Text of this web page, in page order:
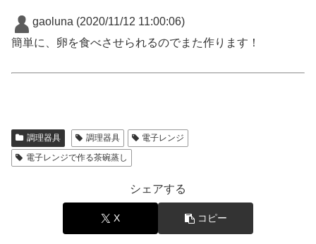
gaoluna (2020/11/12 11:00:06)
簡単に、卵を食べさせられるのでまた作ります！
調理器具 調理器具
電子レンジ
電子レンジで作る茶碗蒸し
シェアする
X コピー